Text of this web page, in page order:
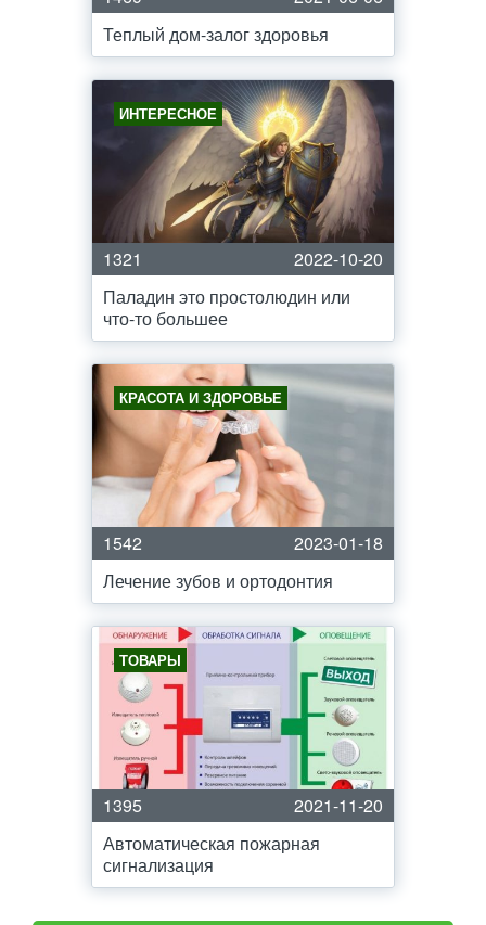
Теплый дом-залог здоровья
ИНТЕРЕСНОЕ
1321
2022-10-20
Паладин это простолюдин или
что-то большее
КРАСОТА И ЗДОРОВЬЕ
1542
2023-01-18
Лечение зубов и ортодонтия
ТОВАРЫ
1395
2021-11-20
Автоматическая пожарная
сигнализация